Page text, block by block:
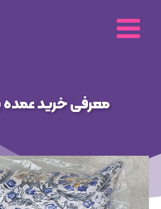
محتوا
معرفی خرید